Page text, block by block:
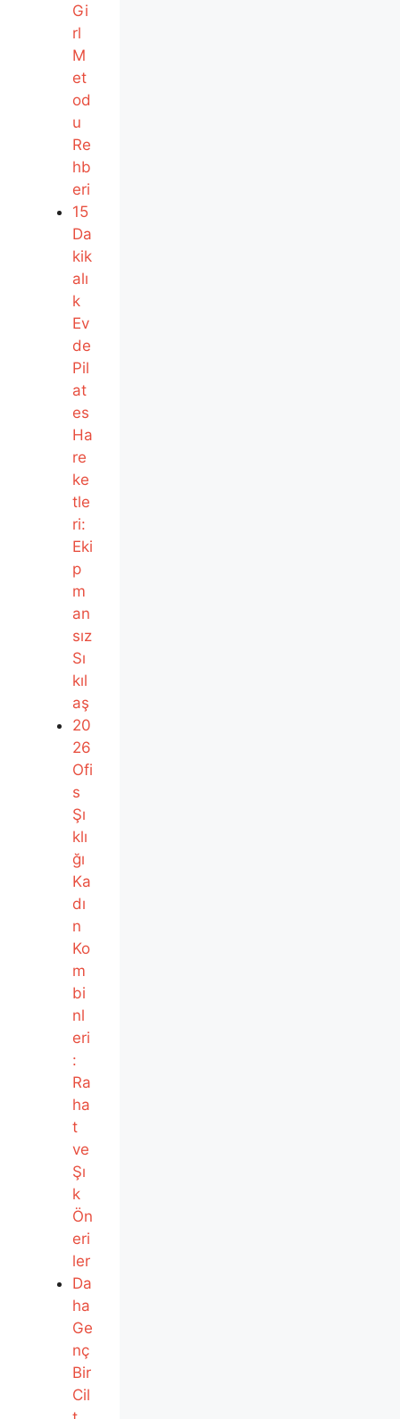
Gi
rl
M
et
od
u
Re
hb
eri
15
Da
kik
alı
k
Ev
de
Pil
at
es
Ha
re
ke
tle
ri:
Eki
p
m
an
sız
Sı
kıl
aş
20
26
Ofi
s
Şı
klı
ğı
Ka
dı
n
Ko
m
bi
nl
eri
:
Ra
ha
t
ve
Şı
k
Ön
eri
ler
Da
ha
Ge
nç
Bir
Cil